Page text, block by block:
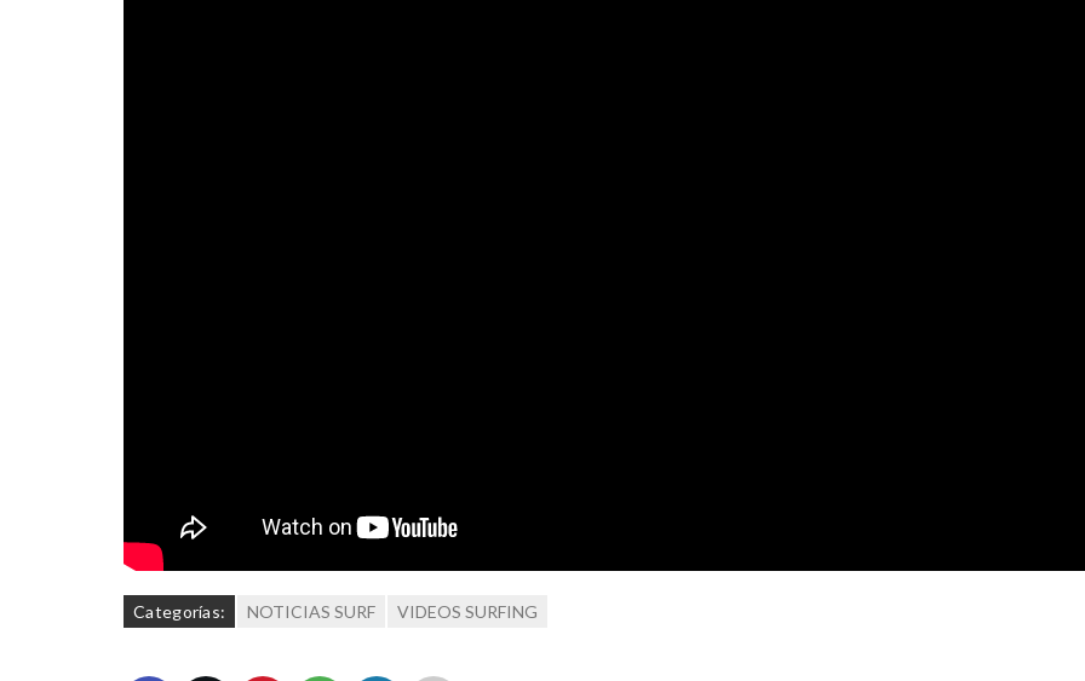
Categorías: NOTICIAS SURF VIDEOS SURFING